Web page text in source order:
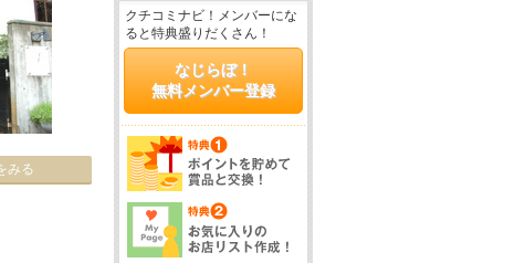
みる
クチコミナビ！メンバーにな
ると特典盛りだくさん！
なじらぼ！
無料メンバー登録